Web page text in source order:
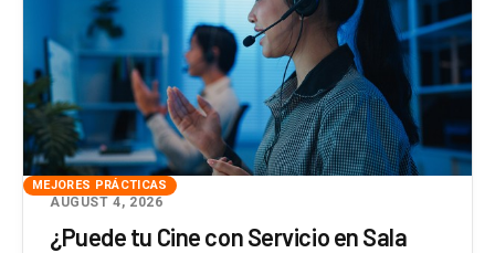
MEJORES PRÁCTICAS
AUGUST 4, 2026
¿Puede tu Cine con Servicio en Sala